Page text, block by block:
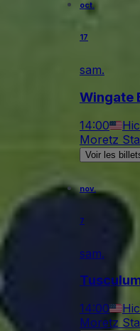
oct.
17
sam.
Wingate
14:00
Moretz
Voir les
nov.
7
sam.
14:00
Moretz